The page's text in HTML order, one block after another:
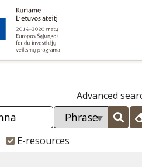
Advanced
E-resources